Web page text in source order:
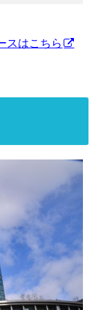
スはこちら